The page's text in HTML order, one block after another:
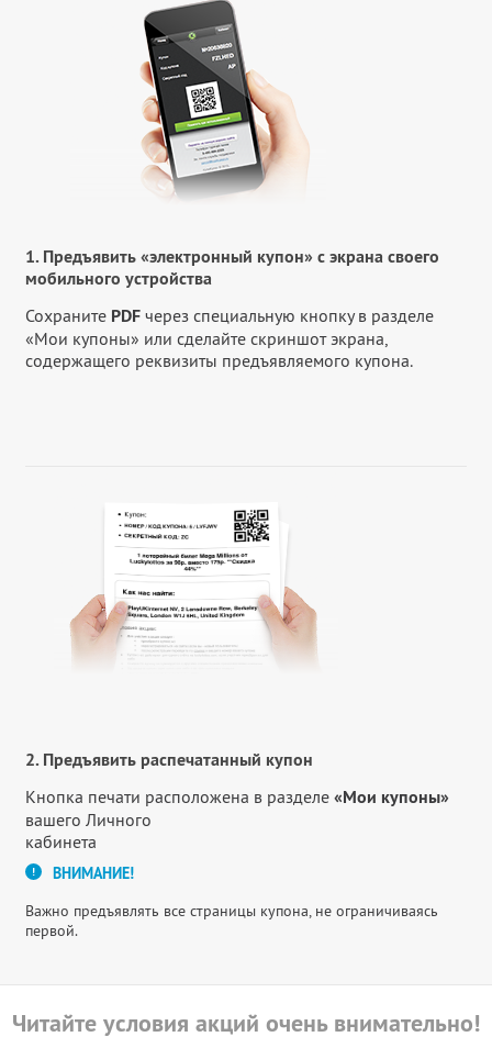
1. Предъявить «электронный купон» с экрана своего
мобильного устройства
Сохраните PDF через специальную кнопку в разделе
«Мои купоны» или сделайте скриншот экрана,
содержащего реквизиты предъявляемого купона.
2. Предъявить распечатанный купон
Кнопка печати расположена в разделе «Мои купоны»
вашего Личного
кабинета
ВНИМАНИЕ!
Важно предъявлять все страницы купона, не ограничиваясь
первой.
Читайте условия акций очень внимательно!